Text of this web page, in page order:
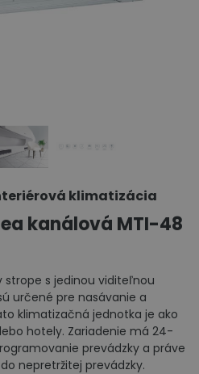
klimatizácia
kanálová MTI-48
s jedinou viditeľnou
určené pre nasávanie a
klimatizačná jednotka je ako
hotely. Zariadenie má 24-
prevádzky a práve
nepretržitej prevádzky.